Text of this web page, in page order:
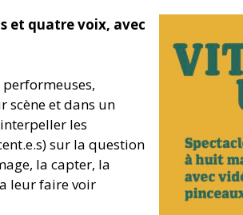
et quatre voix, avec
performeuses,
scène et dans un
les
sur la question
la capter, la
leur faire voir